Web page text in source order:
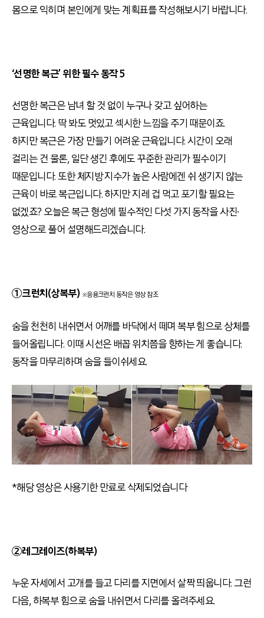
몸으로 익히며 본인에게 맞는 계획표를 작성해보시기 바랍니다.
‘선명한 복근’ 위한 필수 동작 5
선명한 복근은 남녀 할 것 없이 누구나 갖고 싶어하는
근육입니다. 딱 봐도 멋있고 섹시한 느낌을 주기 때문이죠.
하지만 복근은 가장 만들기 어려운 근육입니다. 시간이 오래
걸리는 건 물론, 일단 생긴 후에도 꾸준한 관리가 필수이기
때문입니다. 또한 체지방 지수가 높은 사람에겐 쉬 생기지 않는
근육이 바로 복근입니다. 하지만 지레 겁 먹고 포기할 필요는
없겠죠? 오늘은 복근 형성에 필수적인 다섯 가지 동작을 사진∙
영상으로 풀어 설명해드리겠습니다.
①크런치(상복부) ※응용크런치 동작은 영상 참조
숨을 천천히 내쉬면서 어깨를 바닥에서 떼며 복부 힘으로 상체를
들어올립니다. 이때 시선은 배꼽 위치쯤을 향하는 게 좋습니다.
동작을 마무리하며 숨을 들이쉬세요.
*해당 영상은 사용기한 만료로 삭제되었습니다
②레그레이즈(하복부)
누운 자세에서 고개를 들고 다리를 지면에서 살짝 띄웁니다. 그런
다음, 하복부 힘으로 숨을 내쉬면서 다리를 올려주세요.